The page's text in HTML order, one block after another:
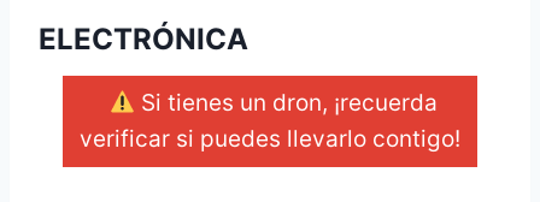
ELECTRÓNICA
Si tienes un dron, ¡recuerda
verificar si puedes llevarlo contigo!